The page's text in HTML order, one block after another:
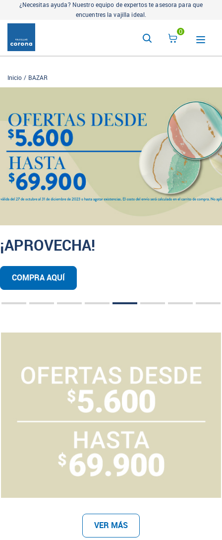
¿Necesitas ayuda? Nuestro equipo de expertos te asesora para que
encuentres la vajilla ideal.
0
Inicio BAZAR
¡APROVECHA!
COMPRA AQUÍ
VER MÁS